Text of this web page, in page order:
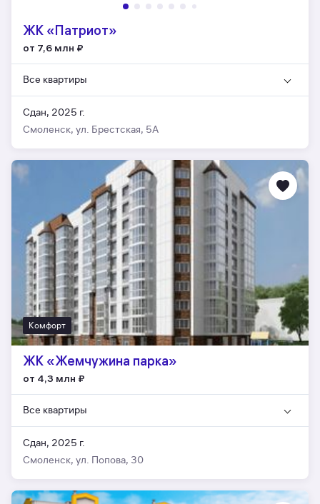
ЖК «Патриот»
от 7,6 млн ₽
Все квартиры
Сдан, 2025 г.
Смоленск, ул. Брестская, 5А
Комфорт
ЖК «Жемчужина парка»
от 4,3 млн ₽
Все квартиры
Сдан, 2025 г.
Смоленск, ул. Попова, 30